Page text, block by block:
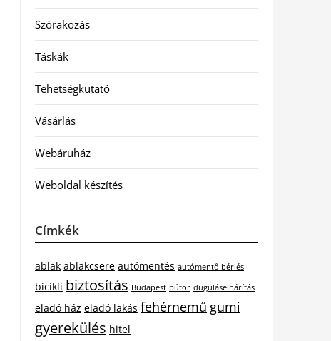
Szórakozás
Táskák
Tehetségkutató
Vásárlás
Webáruház
Weboldal készítés
Címkék
ablak ablakcsere autómentés autómentő bérlés
bicikli biztosítás Budapest bútor duguláselhárítás
eladó ház eladó lakás fehérnemű gumi
gyerekülés hitel